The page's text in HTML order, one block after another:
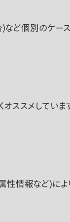
ど個別のケー
スメしています
情報など)によ